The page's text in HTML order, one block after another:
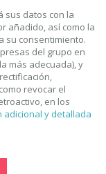
sus datos con la
añadido, así como la
su consentimiento.
del grupo en
más adecuada), y
revocar el
en los
adicional y detallada